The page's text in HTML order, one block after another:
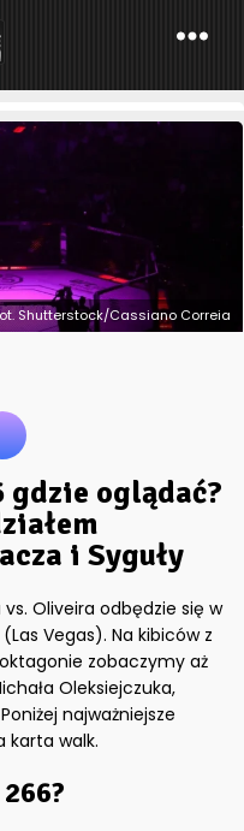
»UFC Fight Night 266
Oleksiejczuka,
Shutterstock/Cassiano Correia
gdzie oglądać?
i Syguły
Oliveira odbędzie się w
Vegas). Na kibiców z
zobaczymy aż
Oleksiejczuka,
najważniejsze
karta walk.